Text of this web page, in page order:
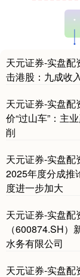
创业板指
国债指数
天元证券-实盘
击港股：九成收
天元证券-实盘
价“过山车”：主
削
天元证券-实盘
2025年度分成推
度进一步加大
天元证券-实盘
（600874.SH
水务有限公司
天元证券-实盘配